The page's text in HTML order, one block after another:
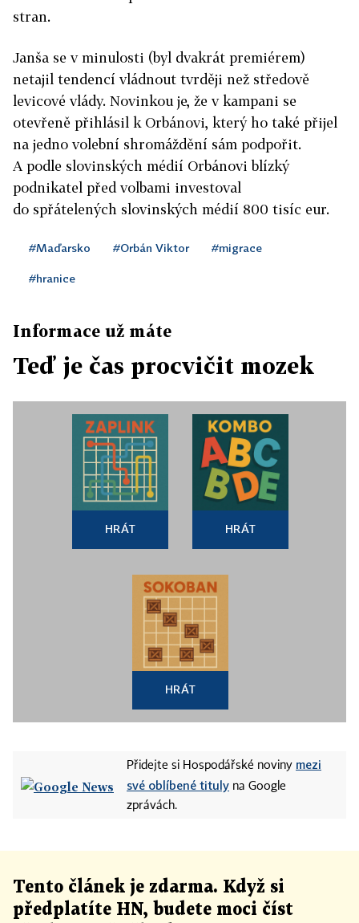
stran.
Janša se v minulosti (byl dvakrát premiérem)
netajil tendencí vládnout tvrději než středově
levicové vlády. Novinkou je, že v kampani se
otevřeně přihlásil k Orbánovi, který ho také přijel
na jedno volební shromáždění sám podpořit.
A podle slovinských médií Orbánovi blízký
podnikatel před volbami investoval
do spřátelených slovinských médií 800 tisíc eur.
#Maďarsko #Orbán Viktor #migrace
#hranice
Informace už máte
Teď je čas procvičit mozek
HRÁT HRÁT
HRÁT
Přidejte si Hospodářské noviny mezi
své oblíbené tituly na Google
zprávách.
Tento článek je zdarma. Když si
předplatíte HN, budete moci číst